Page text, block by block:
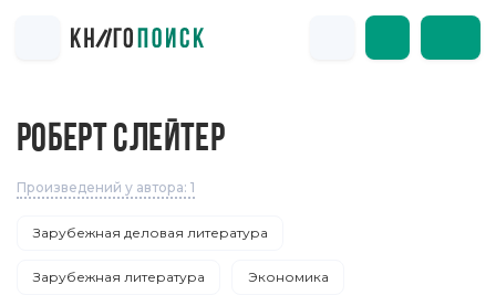
РОБЕРТ СЛЕЙТЕР
Произведений у автора: 1
Зарубежная деловая литература
Зарубежная литература Экономика